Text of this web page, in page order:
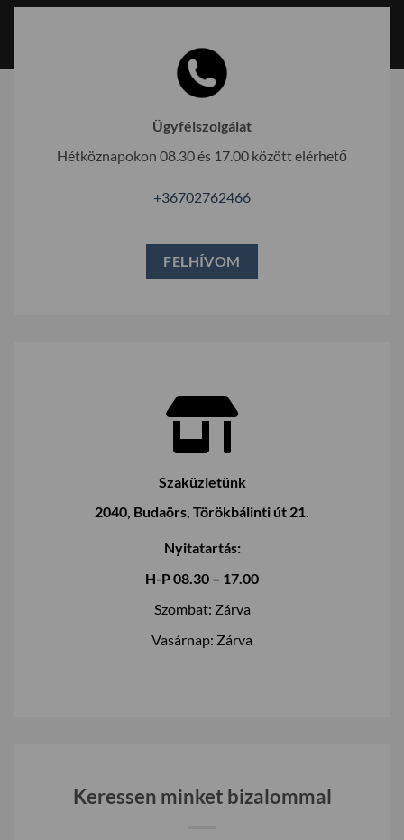
Ügyfélszolgálat
Hétköznapokon 08.30 és 17.00 között elérhető
+36702762466
FELHÍVOM
Szaküzletünk
2040, Budaörs, Törökbálinti út 21.
Nyitatartás:
H-P 08.30 – 17.00
Szombat: Zárva
Vasárnap: Zárva
Keressen minket bizalommal